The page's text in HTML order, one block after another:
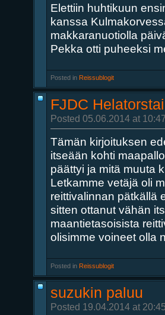
Elettiin huhtikuun
kanssa
makkaranuotiolla
Pekka otti puheeksi
Posted in Reissublogit
FJDC
Posted 05.06.2014 at
Tämän kirjoituksen
itseään kohti
päättyi ja mitä muuta
Letkamme vetäjä oli
reittivalinnan pätkällä
sitten ottanut vähän
maantietasoisista
olisimme voineet olla
Posted in Reissublogit
suzukin paluu
Posted 19.04.2014 at